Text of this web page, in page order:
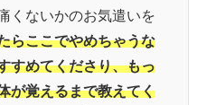
くないかのお気遣いを
らここでやめちゃうな
すめてくださり、もっ
が覚えるまで教えてく